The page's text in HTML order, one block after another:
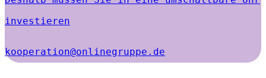
investieren
kooperation@onlinegruppe.de